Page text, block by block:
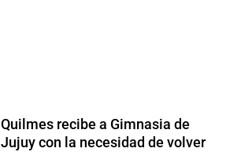
Quilmes recibe a Gimnasia de
Jujuy con la necesidad de volver